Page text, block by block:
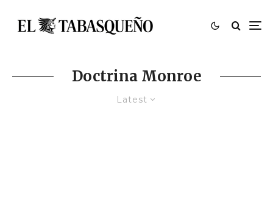
Doctrina Monroe
Latest